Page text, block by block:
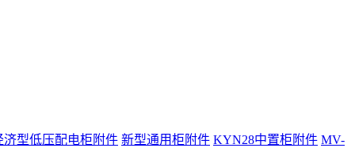
济型低压配电柜附件 新型通用柜附件 KYN28中置柜附件 MV-